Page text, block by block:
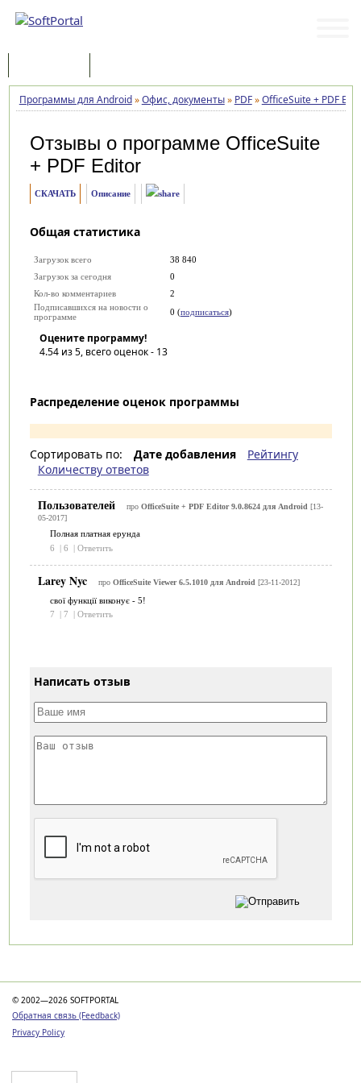
Программы для Android»Офис, документы» PDF»OfficeSuite + PDF
Отзывы о программе OfficeSuite
+ PDF Editor
СКАЧАТЬ Описание
Общая статистика
Загрузок всего
38 840
Загрузок за сегодня
0
Кол-во комментариев
2
Подписавшихся на новости о
программе
0 (подписаться)
Оцените программу!
4.54из 5, всего оценок - 13
Распределение оценок программы
Сортировать по: Дате добавления
Рейтингу
Количеству ответов
Пользователей про OfficeSuite + PDF Editor 9.0.8624 для Android [13-
05-2017]
Полная платная ерунда
6
| 6 | Ответить
Larey Nyc про OfficeSuite Viewer 6.5.1010 для Android [23-11-2012]
свої функції виконує - 5!
7
| 7 | Ответить
Написать отзыв
© 2002—2026 SOFTPORTAL
Обратная связь (Feedback)
Privacy Policy